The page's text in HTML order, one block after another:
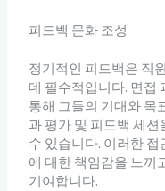
피드백 문화 조성
정기적인 피드백은 직
데 필수적입니다. 면접
통해 그들의 기대와 목
과 평가 및 피드백 세
수 있습니다. 이러한
에 대한 책임감을 느끼
기여합니다.